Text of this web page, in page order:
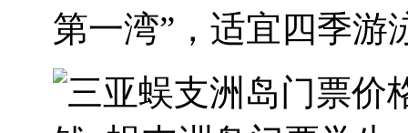
第一湾”，适宜四季游